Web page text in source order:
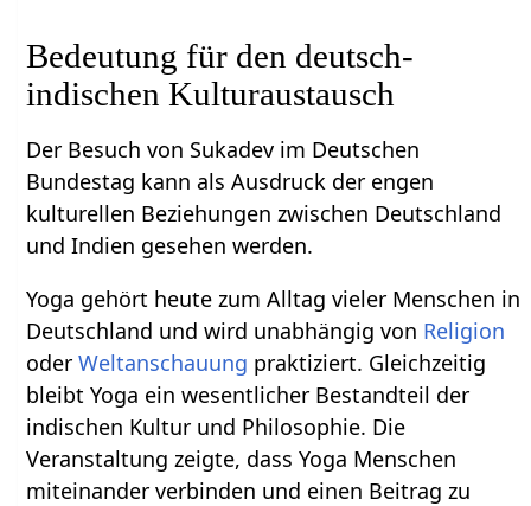
Bedeutung für den deutsch-
indischen Kulturaustausch
Der Besuch von Sukadev im Deutschen
Bundestag kann als Ausdruck der engen
kulturellen Beziehungen zwischen Deutschland
und Indien gesehen werden.
Yoga gehört heute zum Alltag vieler Menschen in
Deutschland und wird unabhängig von Religion
oderWeltanschauung praktiziert. Gleichzeitig
bleibt Yoga ein wesentlicher Bestandteil der
indischen Kultur und Philosophie. Die
Veranstaltung zeigte, dass Yoga Menschen
miteinander verbinden und einen Beitrag zu